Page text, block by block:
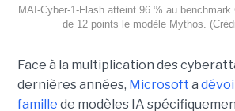
MAI-Cyber-1-Flash atteint 96 % au
de 12 points le modèle Mythos.
Face à la multiplication des
dernières années, Microsoft a
famille de modèles IA